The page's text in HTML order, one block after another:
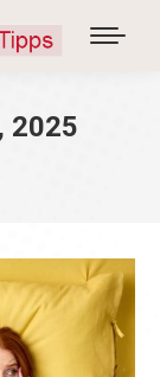
2025